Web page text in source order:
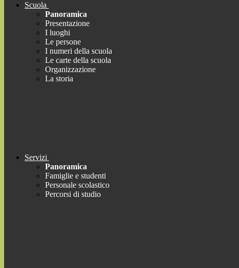
Scuola
Panoramica
Presentazione
I luoghi
Le persone
I numeri della scuola
Le carte della scuola
Organizzazione
La storia
Servizi
Panoramica
Famiglie e studenti
Personale scolastico
Percorsi di studio